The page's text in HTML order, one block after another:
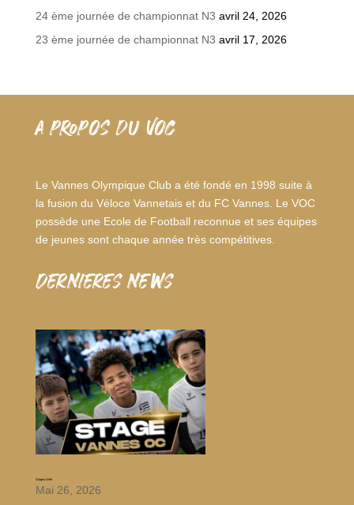
24 ème journée de championnat N3 avril 24, 2026
23 ème journée de championnat N3 avril 17, 2026
A PROPOS DU VOC
Le Vannes Olympique Club a été fondé en 1998 suite à
la fusion du Véloce Vannetais et du FC Vannes. Le VOC
possède une Ecole de Football reconnue et ses équipes
de jeunes sont chaque année très compétitives.
dernieres news
Stages d’été
Mai 26, 2026